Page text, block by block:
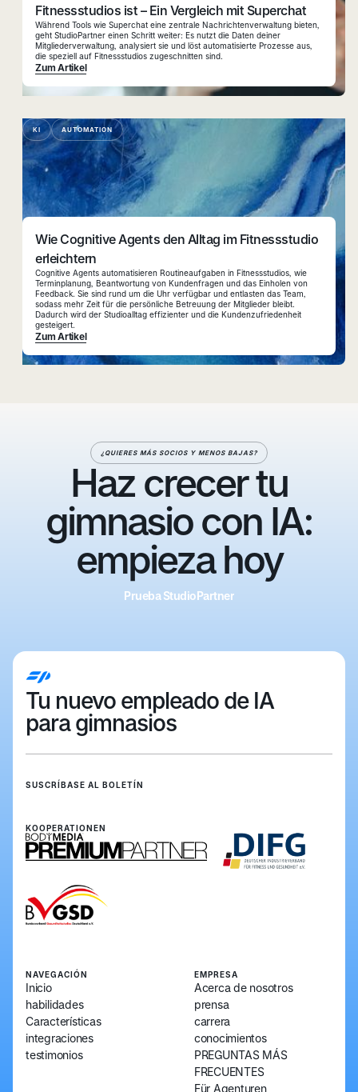
Fitnessstudios ist – Ein Vergleich mit Superchat
Während Tools wie Superchat eine zentrale Nachrichtenverwaltung bieten,
geht StudioPartner einen Schritt weiter: Es nutzt die Daten deiner
Mitgliederverwaltung, analysiert sie und löst automatisierte Prozesse aus,
die speziell auf Fitnessstudios zugeschnitten sind.
Zum Artikel
KI AUTOMATION
Wie Cognitive Agents den Alltag im Fitnessstudio
erleichtern
Cognitive Agents automatisieren Routineaufgaben in Fitnessstudios, wie
Terminplanung, Beantwortung von Kundenfragen und das Einholen von
Feedback. Sie sind rund um die Uhr verfügbar und entlasten das Team,
sodass mehr Zeit für die persönliche Betreuung der Mitglieder bleibt.
Dadurch wird der Studioalltag effizienter und die Kundenzufriedenheit
gesteigert.
Zum Artikel
¿QUIERES MÁS SOCIOS Y MENOS BAJAS?
Haz crecer tu
gimnasio con IA:
empieza hoy
Prueba StudioPartner
Tu nuevo empleado de IA
para gimnasios
SUSCRÍBASE AL BOLETÍN
regístrate
KOOPERATIONEN
NAVEGACIÓN
Inicio
habilidades
Características
integraciones
testimonios
EMPRESA
Acerca de nosotros
prensa
carrera
conocimientos
PREGUNTAS MÁS
FRECUENTES
Für Agenturen